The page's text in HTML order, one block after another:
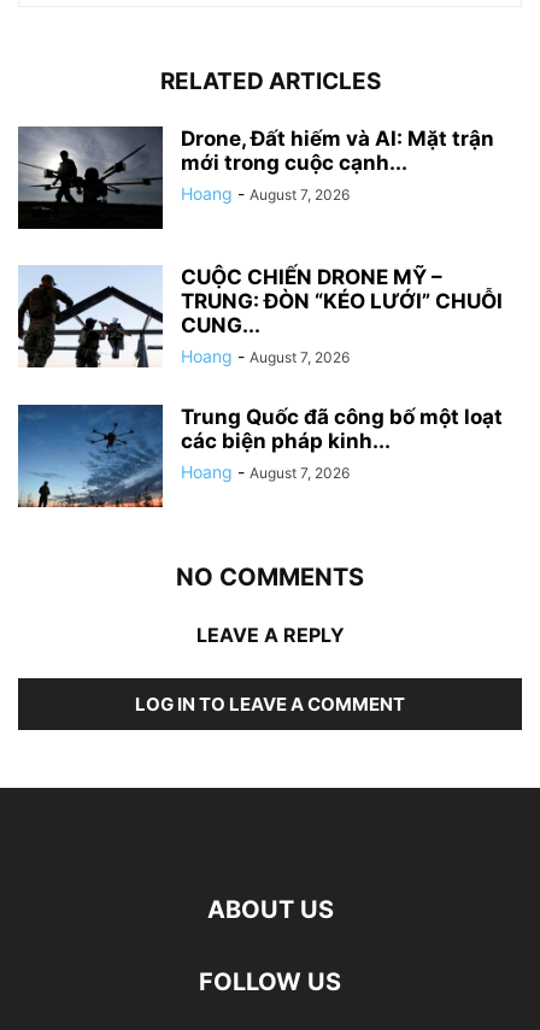
RELATED ARTICLES
Drone, Đất hiếm và AI: Mặt trận
mới trong cuộc cạnh...
Hoang - August 7, 2026
CUỘC CHIẾN DRONE MỸ –
TRUNG: ĐÒN “KÉO LƯỚI” CHUỖI
CUNG...
Hoang - August 7, 2026
Trung Quốc đã công bố một loạt
các biện pháp kinh...
Hoang - August 7, 2026
NO COMMENTS
LEAVE A REPLY
LOG IN TO LEAVE A COMMENT
ABOUT US
FOLLOW US